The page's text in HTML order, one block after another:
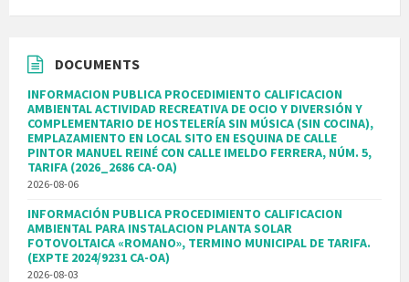
DOCUMENTS
INFORMACION PUBLICA PROCEDIMIENTO CALIFICACION
AMBIENTAL ACTIVIDAD RECREATIVA DE OCIO Y DIVERSIÓN Y
COMPLEMENTARIO DE HOSTELERÍA SIN MÚSICA (SIN COCINA),
EMPLAZAMIENTO EN LOCAL SITO EN ESQUINA DE CALLE
PINTOR MANUEL REINÉ CON CALLE IMELDO FERRERA, NÚM. 5,
TARIFA (2026_2686 CA-OA)
2026-08-06
INFORMACIÓN PUBLICA PROCEDIMIENTO CALIFICACION
AMBIENTAL PARA INSTALACION PLANTA SOLAR
FOTOVOLTAICA «ROMANO», TERMINO MUNICIPAL DE TARIFA.
(EXPTE 2024/9231 CA-OA)
2026-08-03